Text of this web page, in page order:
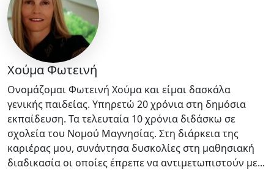
Χούμα Φωτεινή
Ονομάζομαι Φωτεινή Χούμα και είμαι δασκάλα
γενικής παιδείας. Υπηρετώ 20 χρόνια στη δημόσια
εκπαίδευση. Τα τελευταία 10 χρόνια διδάσκω σε
σχολεία του Νομού Μαγνησίας. Στη διάρκεια της
καριέρας μου, συνάντησα δυσκολίες στη μαθησιακή
διαδικασία οι οποίες έπρεπε να αντιμετωπιστούν με...